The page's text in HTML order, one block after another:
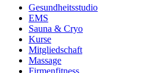
Gesundheitsstudio
EMS
Sauna & Cryo
Kurse
Mitgliedschaft
Massage
Firmenfitness